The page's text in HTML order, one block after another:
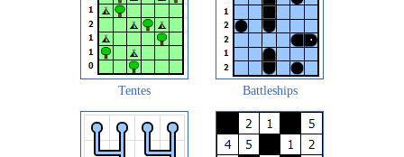
Tentes Battleships